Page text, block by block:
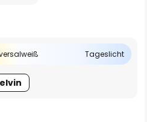
Tageslicht